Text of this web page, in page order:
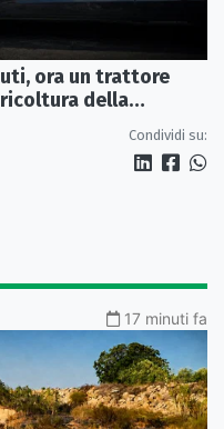
ora un trattore
della
Condividi su:
17 minuti fa